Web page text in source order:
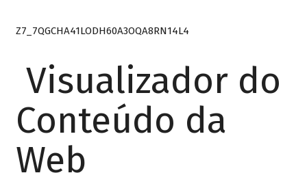
Z7_7QGCHA41LODH60A3OQA8RN14L4
Visualizador do
Conteúdo da
Web